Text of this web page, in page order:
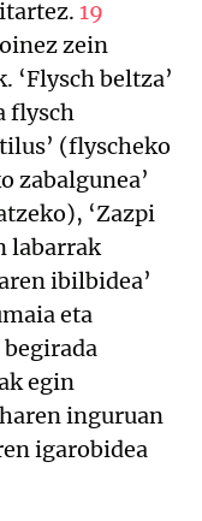
19
zein
‘Flysch beltza’
flysch
(flyscheko
zabalgunea’
‘Zazpi
labarrak
ibilbidea’
eta
egin
inguruan
igarobidea